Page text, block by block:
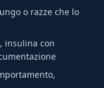
o razze che lo
insulina con